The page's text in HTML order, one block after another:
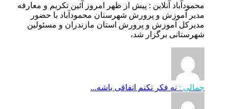
محمودآباد آنلاین : پیش از ظهر امروز آئین تکریم و معارفه
مدیر آموزش و پرورش شهرستان محمودآباد با حضور
مدیرکل آموزش و پرورش استان مازندران و مسئولین
شهرستانی برگزار شد،
جمالی : نه فکر نکنم اتفاقی باشه...